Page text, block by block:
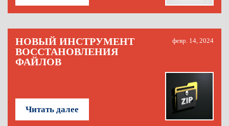
НОВЫЙ ИНСТРУМЕНТ
ВОССТАНОВЛЕНИЯ
ФАЙЛОВ
февр. 14, 2024
Читать далее